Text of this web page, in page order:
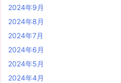
2024年9月
2024年8月
2024年7月
2024年6月
2024年5月
2024年4月